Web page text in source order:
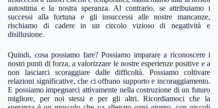
autostima e la nostra speranza. Al contrario, se attribuiamo i
successi alla fortuna e gli insuccessi alle nostre mancanze,
rischiamo di cadere in un circolo vizioso di negatività e
disillusione.
Quindi, cosa possiamo fare? Possiamo imparare a riconoscere i
nostri punti di forza, a valorizzare le nostre esperienze positive e a
non lasciarci scoraggiare dalle difficoltà. Possiamo coltivare
relazioni significative, che ci offrano supporto e incoraggiamento.
E possiamo impegnarci attivamente nella costruzione di un futuro
migliore, per noi stessi e per gli altri. Ricordiamoci che la